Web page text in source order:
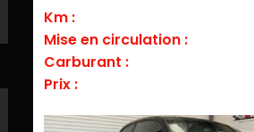
Km :
Mise en circulation :
Carburant :
Prix :